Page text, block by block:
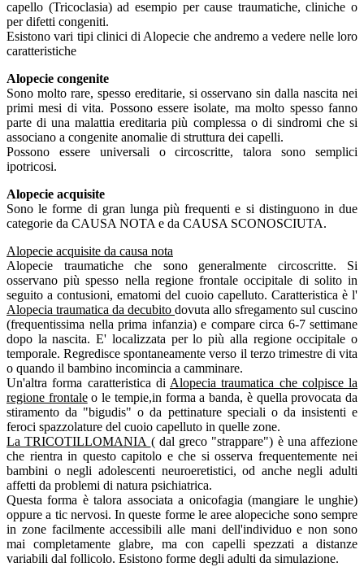
capello (Tricoclasia) ad esempio per cause traumatiche, cliniche o
per difetti congeniti.
Esistono vari tipi clinici di Alopecie che andremo a vedere nelle loro
caratteristiche
Alopecie congenite
Sono molto rare, spesso ereditarie, si osservano sin dalla nascita nei
primi mesi di vita. Possono essere isolate, ma molto spesso fanno
parte di una malattia ereditaria più complessa o di sindromi che si
associano a congenite anomalie di struttura dei capelli.
Possono essere universali o circoscritte, talora sono semplici
ipotricosi.
Alopecie acquisite
Sono le forme di gran lunga più frequenti e si distinguono in due
categorie da CAUSA NOTA e da CAUSA SCONOSCIUTA.
Alopecie acquisite da causa nota
Alopecie traumatiche che sono generalmente circoscritte. Si
osservano più spesso nella regione frontale occipitale di solito in
seguito a contusioni, ematomi del cuoio capelluto. Caratteristica è l'
Alopecia traumatica da decubito dovuta allo sfregamento sul cuscino
(frequentissima nella prima infanzia) e compare circa 6-7 settimane
dopo la nascita. E' localizzata per lo più alla regione occipitale o
temporale. Regredisce spontaneamente verso il terzo trimestre di vita
o quando il bambino incomincia a camminare.
Un'altra forma caratteristica di Alopecia traumatica che colpisce la
regione frontaleo le tempie,in forma a banda, è quella provocata da
stiramento da "bigudis" o da pettinature speciali o da insistenti e
feroci spazzolature del cuoio capelluto in quelle zone.
La TRICOTILLOMANIA ( dal greco "strappare") è una affezione
che rientra in questo capitolo e che si osserva frequentemente nei
bambini o negli adolescenti neuroeretistici, od anche negli adulti
affetti da problemi di natura psichiatrica.
Questa forma è talora associata a onicofagia (mangiare le unghie)
oppure a tic nervosi. In queste forme le aree alopeciche sono sempre
in zone facilmente accessibili alle mani dell'individuo e non sono
mai completamente glabre, ma con capelli spezzati a distanze
variabili dal follicolo. Esistono forme degli adulti da simulazione.